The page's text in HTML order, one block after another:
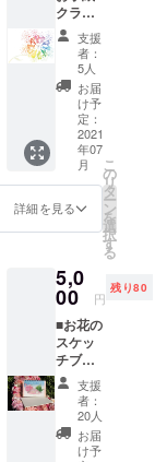
ス、年間150
万人以上の
集客をはか
るアートイ
ベントへと
育て上げ
た。
歌舞伎絵を
花で再現す
る「花歌舞
伎」の創作
をはじめ、
ローマ教皇
やベトナム
共産党書記
頂きま
す。
クラウ
ドファ
ンディ
ング限
定、東
京イン
フィオ
ラータ
2021オ
リジナ
ルポス
トカー
ドによ
るお礼
紙を送
らせて
いただ
きま
す。花
絵師 藤
川靖彦
の落款
を押印
しま
す。
支援
者：
5人
お届
け予
定：
2021
年07
月
詳細を見る
こ
の
リ
タ
ー
ン
を
選
択
す
る
5,0
00 円
残り80
■お花の
スケッ
チブッ
ク（1
冊） 東
京イン
フィオ
ラータ
支援
者：
20人
お届
け予